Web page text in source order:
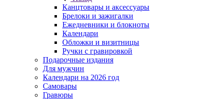
Канцтовары и аксессуары
Брелоки и зажигалки
Ежедневники и блокноты
Календари
Обложки и визитницы
Ручки с гравировкой
Подарочные издания
Для мужчин
Календари на 2026 год
Самовары
Гравюры